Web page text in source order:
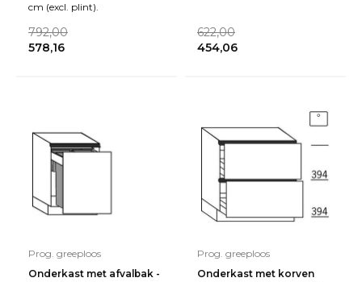
cm (excl. plint).
792,00
578,16
622,00
454,06
Prog. greeploos
Onderkast met afvalbak -
Prog. greeploos
Onderkast met korven